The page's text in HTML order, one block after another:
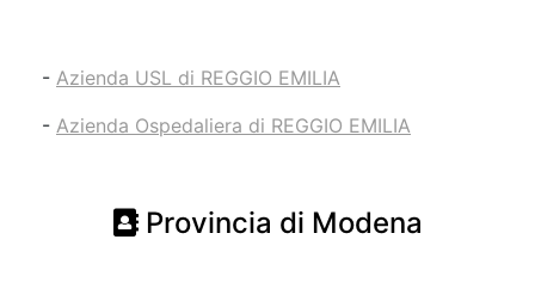
- Azienda USL di REGGIO EMILIA
- Azienda Ospedaliera di REGGIO EMILIA
Provincia di Modena